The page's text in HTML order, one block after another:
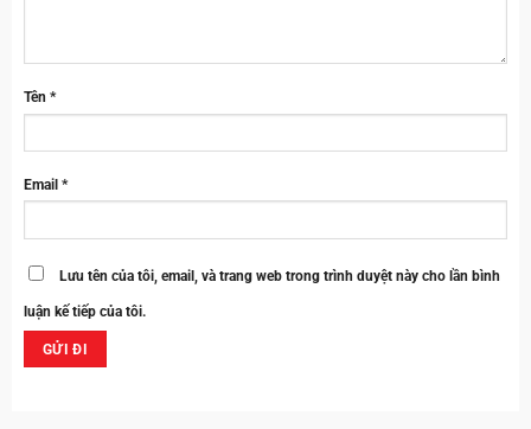
Tên *
Email *
Lưu tên của tôi, email, và trang web trong trình duyệt này cho lần bình
luận kế tiếp của tôi.